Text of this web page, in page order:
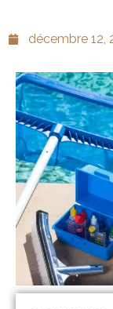
décembre 12,